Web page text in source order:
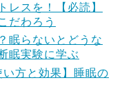
レスを！【必読】
だわろう
眠らないとどうな
眠実験に学ぶ
方と効果】睡眠の